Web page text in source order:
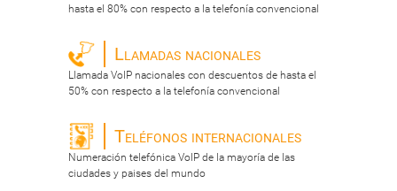
hasta el 80% con respecto a la telefonía convencional
Llamadas nacionales
Llamada VoIP nacionales con descuentos de hasta el
50% con respecto a la telefonía convencional
Teléfonos internacionales
Numeración telefónica VoIP de la mayoría de las
ciudades y paises del mundo